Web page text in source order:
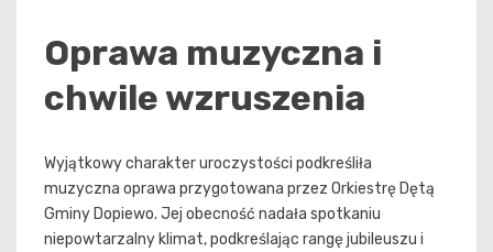
Oprawa muzyczna i
chwile wzruszenia
Wyjątkowy charakter uroczystości podkreśliła
muzyczna oprawa przygotowana przez Orkiestrę Dętą
Gminy Dopiewo. Jej obecność nadała spotkaniu
niepowtarzalny klimat, podkreślając rangę jubileuszu i